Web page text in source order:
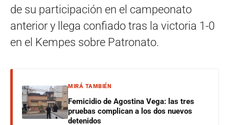
de su participación en el campeonato
anterior y llega confiado tras la victoria 1-0
en el Kempes sobre Patronato.
MIRÁ TAMBIÉN
Femicidio de Agostina Vega: las tres
pruebas complican a los dos nuevos
detenidos